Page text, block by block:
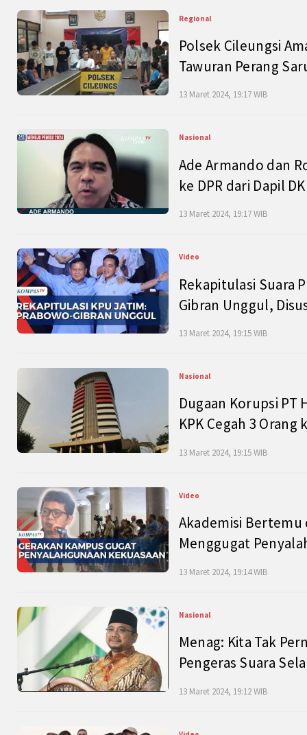
Regional
Polsek Cileungsi
Tawuran Perang
13 Maret 2024, 19:17 WIB
Nasional
Ade Armando dan
ke DPR dari Dapil
13 Maret 2024, 19:17 WIB
Video
Rekapitulasi Suara
Gibran Unggul,
13 Maret 2024, 19:15 WIB
Nasional
Dugaan Korupsi PT
KPK Cegah 3 Orang
13 Maret 2024, 19:15 WIB
Video
Akademisi Bertemu
Menggugat
13 Maret 2024, 19:14 WIB
Nasional
Menag: Kita Tak
Pengeras Suara
13 Maret 2024, 19:12 WIB